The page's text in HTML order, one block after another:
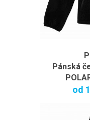
Pánská
od